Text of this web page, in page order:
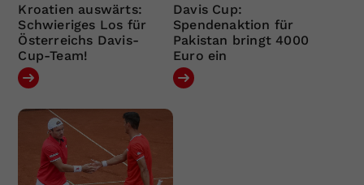
Kroatien auswärts:
Schwieriges Los für
Österreichs Davis-
Cup-Team!
Davis Cup:
Spendenaktion für
Pakistan bringt 4000
Euro ein